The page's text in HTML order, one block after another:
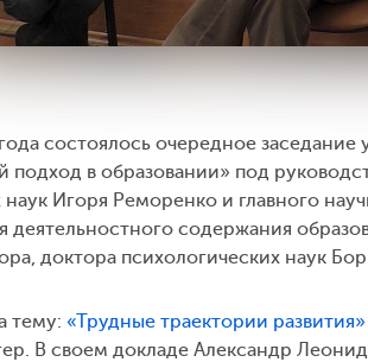
состоялось очередное
подход в образовании» под
наук Игоря Реморенко и главного
деятельностного содержания
доктора психологических наук
тему: «Трудные траектории развития»
В своем докладе Александр